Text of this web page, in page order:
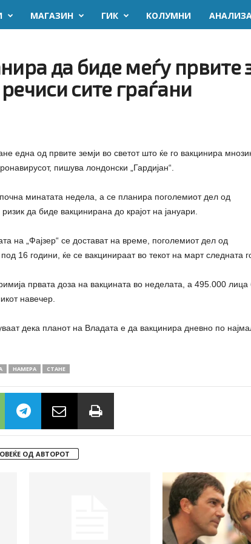
МАГАЗИН ГИК KОЛУМНИ
да биде меѓу првите
сите граѓани
една од првите земји во светот што ќе го вакцинира
пишува лондонски „Гардијан“.
минатата недела, а се планира поголемиот дел од
да биде вакцинирана до крајот на јануари.
на „Фајзер“ се достават на време, поголемиот дел од
16 години, ќе се вакцинираат во текот на март следната
првата доза на вакцината во неделата, а 495.000 лица
навечер.
дека планот на Владата е да вакцинира дневно по
НАМЕРА СТАНЕ
ОД АВТОРОТ